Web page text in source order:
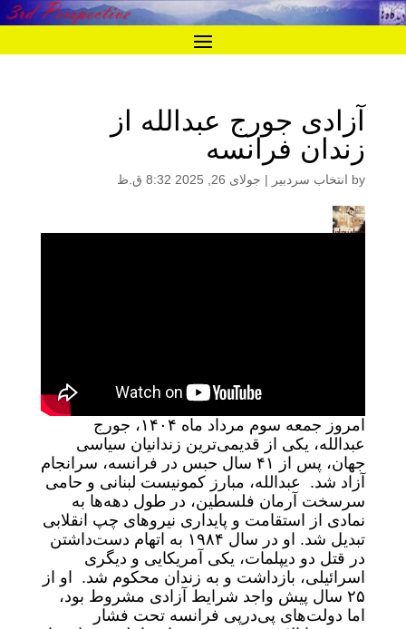
آزادی جورج عبدالله از
زندان فرانسه
by انتخاب سردبیر | جولای 26, 2025 8:32 ق.ظ
امروز جمعه سوم مرداد ماه ۱۴۰۴، جورج
عبدالله، یکی از قدیمی‌ترین زندانیان سیاسی
جهان، پس از ۴۱ سال حبس در فرانسه، سرانجام
آزاد شد. عبدالله، مبارز کمونیست لبنانی و حامی
سرسخت آرمان فلسطین، در طول دهه‌ها به
نمادی از استقامت و پایداری نیروهای چپ انقلابی
تبدیل شد. او در سال ۱۹۸۴ به اتهام دست‌داشتن
در قتل دو دیپلمات، یکی آمریکایی و دیگری
اسرائیلی، بازداشت و به زندان محکوم شد. او از
۲۵ سال پیش واجد شرایط آزادی مشروط بود،
اما دولت‌های پی‌در‌پی فرانسه تحت فشار